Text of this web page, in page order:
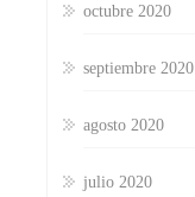
octubre 2020
septiembre 2020
agosto 2020
julio 2020